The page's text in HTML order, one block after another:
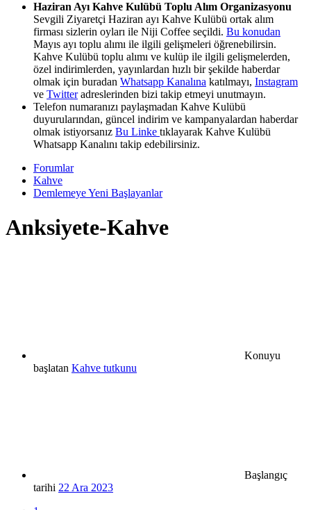
Haziran Ayı Kahve Kulübü Toplu Alım Organizasyonu
Sevgili Ziyaretçi Haziran ayı Kahve Kulübü ortak alım
firması sizlerin oyları ile Niji Coffee seçildi. Bu konudan
Mayıs ayı toplu alımı ile ilgili gelişmeleri öğrenebilirsin.
Kahve Kulübü toplu alımı ve kulüp ile ilgili gelişmelerden,
özel indirimlerden, yayınlardan hızlı bir şekilde haberdar
olmak için buradan Whatsapp Kanalına katılmayı, Instagram
ve Twitteradreslerinden bizi takip etmeyi unutmayın.
Telefon numaranızı paylaşmadan Kahve Kulübü
duyurularından, güncel indirim ve kampanyalardan haberdar
olmak istiyorsanız Bu Linke tıklayarak Kahve Kulübü
Whatsapp Kanalını takip edebilirsiniz.
Forumlar
Kahve
Demlemeye Yeni Başlayanlar
Anksiyete-Kahve
Konuyu
başlatan Kahve tutkunu
Başlangıç
tarihi 22 Ara 2023